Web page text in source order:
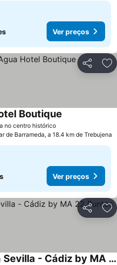
Ver preços
Partilhar
no centro histórico
Boutique
de Barrameda, a 18.4 km de Trebujena
Ver preços
Partilhar
Hotel Restaurante Vía Sevilla - Cádiz by MA 22 Puntos